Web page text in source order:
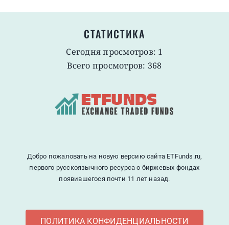
СТАТИСТИКА
Сегодня просмотров: 1
Всего просмотров: 368
Добро пожаловать на новую версию сайта ETFunds.ru,
первого русскоязычного ресурса о биржевых фондах
появившегося почти 11 лет назад.
ПОЛИТИКА КОНФИДЕНЦИАЛЬНОСТИ